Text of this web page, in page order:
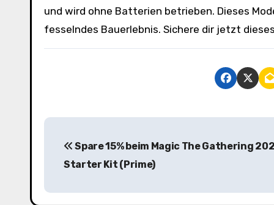
und wird ohne Batterien betrieben. Dieses
fesselndes Bauerlebnis. Sichere dir jetzt
B
Spare 15% beim Magic The Gathering
Starter Kit (Prime)